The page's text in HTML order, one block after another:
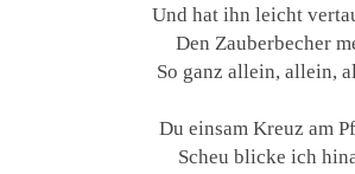
Und hat ihn leicht
Den Zauberbecher
So ganz allein, allein,
Du einsam Kreuz am
Scheu blicke ich